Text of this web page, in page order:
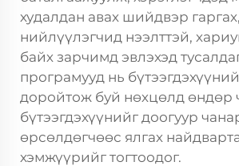
худалдан авах шийдвэр гаргах,
нийлүүлэгчид нээлттэй,
байх зарчимд эвлэхэд
програмууд нь
доройтож буй нөхцөлд өндөр
бүтээгдэхүүнийг доогуур
өрсөлдөгчөөс ялгах
хэмжүүрийг тогтоодог.